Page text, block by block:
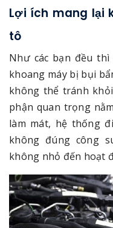
Lợi ích mang lại
tô
Như các bạn đều
khoang máy bị bụi
không thể tránh
phận quan trọng
làm mát, hệ thống
không đúng công
không nhỏ đến hoạt